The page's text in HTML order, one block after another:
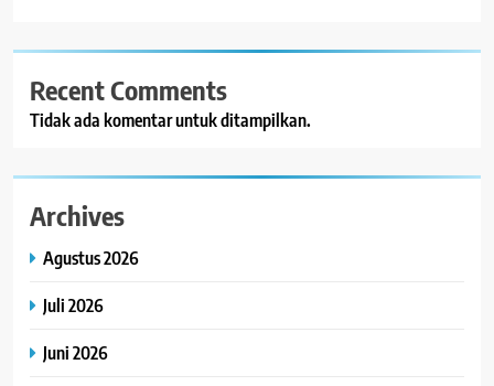
Recent Comments
Tidak ada komentar untuk ditampilkan.
Archives
Agustus 2026
Juli 2026
Juni 2026